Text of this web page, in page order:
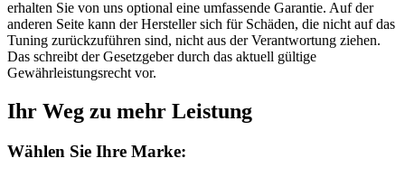
erhalten Sie von uns optional eine umfassende Garantie. Auf der
anderen Seite kann der Hersteller sich für Schäden, die nicht auf das
Tuning zurückzuführen sind, nicht aus der Verantwortung ziehen.
Das schreibt der Gesetzgeber durch das aktuell gültige
Gewährleistungsrecht vor.
Ihr Weg zu mehr Leistung
Wählen Sie Ihre Marke: